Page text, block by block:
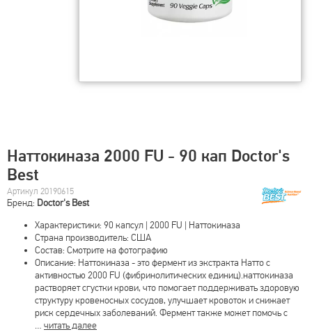
Наттокиназа 2000 FU - 90 кап Doctor's
Best
Артикул 20190615
Бренд: Doctor's Best
Характеристики: 90 капсул | 2000 FU | Наттокиназа
Страна производитель: США
Состав: Смотрите на фотографию
Описание: Наттокиназа - это фермент из экстракта Натто с
активностью 2000 FU (фибринолитических единиц).наттокиназа
растворяет сгустки крови, что помогает поддерживать здоровую
структуру кровеносных сосудов, улучшает кровоток и снижает
риск сердечных заболеваний. Фермент также может помочь с
… читать далее